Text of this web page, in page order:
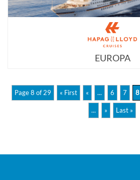
EUROPA
Page 8 of 29 « First « ... 6 7 8
... » Last »